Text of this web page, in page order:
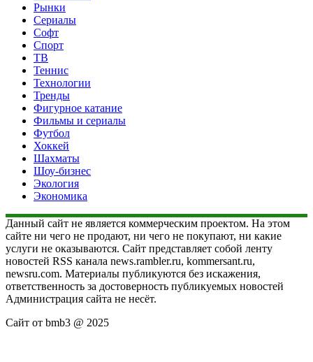
Рынки
Сериалы
Софт
Спорт
ТВ
Теннис
Технологии
Тренды
Фигурное катание
Фильмы и сериалы
Футбол
Хоккей
Шахматы
Шоу-бизнес
Экология
Экономика
Данный сайт не является коммерческим проектом. На этом
сайте ни чего не продают, ни чего не покупают, ни какие
услуги не оказываются. Сайт представляет собой ленту
новостей RSS канала news.rambler.ru, kommersant.ru,
newsru.com. Материалы публикуются без искажения,
ответственность за достоверность публикуемых новостей
Администрация сайта не несёт.
Сайт от bmb3 @ 2025